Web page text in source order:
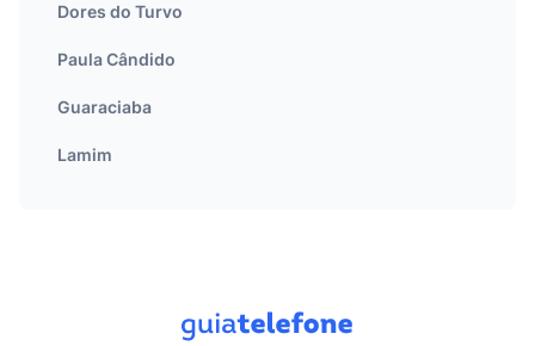
Dores do Turvo
Paula Cândido
Guaraciaba
Lamim